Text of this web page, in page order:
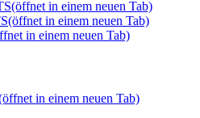
(öffnet in einem neuen Tab)
(öffnet in einem neuen Tab)
in einem neuen Tab)
in einem neuen Tab)